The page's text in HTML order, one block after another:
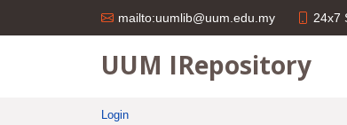
mailto:uumlib@uum.edu.my 24x7
UUM IRepository
Login